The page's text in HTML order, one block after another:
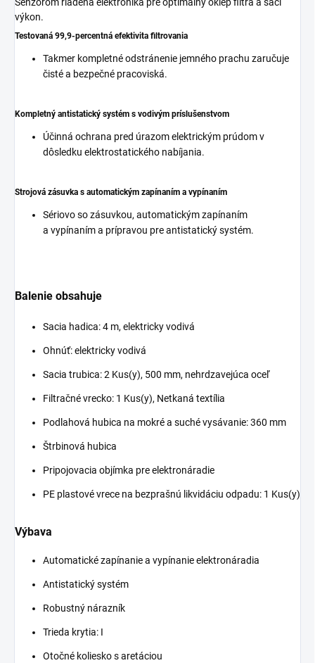
výkon.
Testovaná 99,9-percentná efektivita filtrovania
Takmer kompletné odstránenie jemného prachu zaručuje
čisté a bezpečné pracoviská.
Kompletný antistatický systém s vodivým príslušenstvom
Účinná ochrana pred úrazom elektrickým prúdom v
dôsledku elektrostatického nabíjania.
Strojová zásuvka s automatickým zapínaním a vypínaním
Sériovo so zásuvkou, automatickým zapínaním
a vypínaním a prípravou pre antistatický systém.
Balenie obsahuje
Sacia hadica: 4 m, elektricky vodivá
Ohnúť: elektricky vodivá
Sacia trubica: 2 Kus(y), 500 mm, nehrdzavejúca oceľ
Filtračné vrecko: 1 Kus(y), Netkaná textília
Podlahová hubica na mokré a suché vysávanie: 360 mm
Štrbinová hubica
Pripojovacia objímka pre elektronáradie
PE plastové vrece na bezprašnú likvidáciu odpadu: 1 Kus(y)
Výbava
Automatické zapínanie a vypínanie elektronáradia
Antistatický systém
Robustný nárazník
Trieda krytia: I
Otočné koliesko s aretáciou